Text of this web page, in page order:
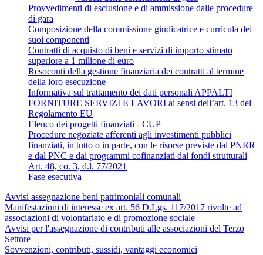
Provvedimenti di esclusione e di ammissione dalle procedure
di gara
Composizione della commissione giudicatrice e curricula dei
suoi componenti
Contratti di acquisto di beni e servizi di importo stimato
superiore a 1 milione di euro
Resoconti della gestione finanziaria dei contratti al termine
della loro esecuzione
Informativa sul trattamento dei dati personali APPALTI
FORNITURE SERVIZI E LAVORI ai sensi dell’art. 13 del
Regolamento EU
Elenco dei progetti finanziati - CUP
Procedure negoziate afferenti agli investimenti pubblici
finanziati, in tutto o in parte, con le risorse previste dal PNRR
e dal PNC e dai programmi cofinanziati dai fondi strutturali
Art. 48, co. 3, d.l. 77/2021
Fase esecutiva
Avvisi assegnazione beni patrimoniali comunali
Manifestazioni di interesse ex art. 56 D.Lgs. 117/2017 rivolte ad
associazioni di volontariato e di promozione sociale
Avvisi per l'assegnazione di contributi alle associazioni del Terzo
Settore
Sovvenzioni, contributi, sussidi, vantaggi economici